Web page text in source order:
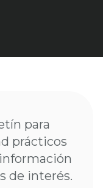
para
prácticos
de interés.